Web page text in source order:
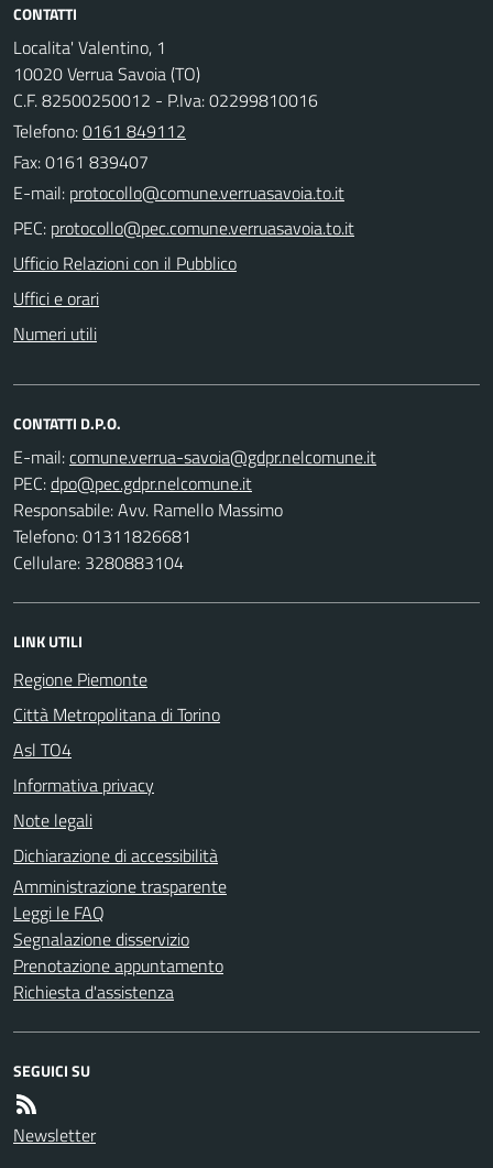
CONTATTI
Localita' Valentino, 1
10020 Verrua Savoia (TO)
C.F. 82500250012 - P.Iva: 02299810016
Telefono:0161 849112
Fax: 0161 839407
E-mail:
PEC:
Ufficio Relazioni con il Pubblico
Uffici e orari
Numeri utili
CONTATTI D.P.O.
E-mail:
PEC:
Responsabile: Avv. Ramello Massimo
Telefono: 01311826681
Cellulare: 3280883104
LINK UTILI
Regione Piemonte
Città Metropolitana di Torino
Asl TO4
Informativa privacy
Note legali
Dichiarazione di accessibilità
Amministrazione trasparente
Leggi le FAQ
Segnalazione disservizio
Prenotazione appuntamento
Richiesta d'assistenza
SEGUICI SU
Newsletter